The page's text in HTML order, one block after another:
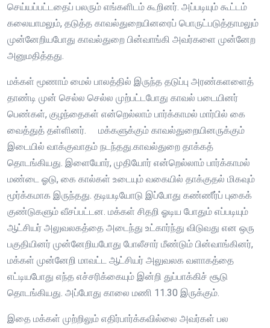
செய்யப்பட்டதைப் பலரும் எங்களிடம் கூறினர். அப்படியும் கூட்டம்
கலையாமலும், தடுத்த காவல்துறையினரைப் பொருட்படுத்தாமலும்
முன்னேறியபோது காவல்துறை பின்வாங்கி அவர்களை முன்னேற
அனுமதித்தது.
மக்கள் மூணாம் மைல் பாலத்தில் இருந்த தடுப்பு அரண்களளைத்
தாண்டி முன் செல்ல செல்ல முற்பட்டபோது காவல் படையினர்
பெண்கள், குழந்தைகள் என்றெல்லாம் பார்க்காமல் மார்பில் கை
வைத்துத் தள்ளினர். மக்களுக்கும் காவல்துறையினருக்கும்
இடையில் வாக்குவாதம் நடந்தது.காவல்துறை தாக்கத்
தொடங்கியது. இளையோர், முதியோர் என்றெல்லாம் பார்க்காமல்
மண்டை ஓடு, கை கால்கள் உடையும் வகையில் தாக்குதல் மிகவும்
மூர்க்கமாக இருந்தது. தடியடியோடு இப்போது கண்ணீர்ப் புகைக்
குண்டுகளும் வீசப்பட்டன. மக்கள் சிதறி ஓடிய போதும் எப்படியும்
ஆட்சியர் அலுவலகத்தை அடைந்து உட்கார்ந்து விடுவது என ஒரு
பகுதியினர் முன்னேறியபோது போலீசார் மீண்டும் பின்வாங்கினர்,
மக்கள் முன்னேறி மாவட்ட ஆட்சியர் அலுவலக வளாகத்தை
எட்டியபோது எந்த எச்சரிக்கையும் இன்றி துப்பாக்கிச் சூடு
தொடங்கியது. அப்போது காலை மணி 11.30 இருக்கும்.
இதை மக்கள் முற்றிலும் எதிர்பார்க்கவில்லை அவர்கள் பல